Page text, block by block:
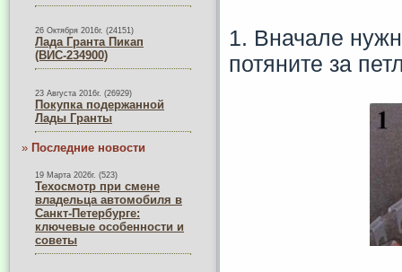
26 Октября 2016г. (24151)
Лада Гранта Пикап
(ВИС-234900)
23 Августа 2016г. (26929)
Покупка подержанной
Лады Гранты
» Последние новости
19 Марта 2026г. (523)
Техосмотр при смене
владельца автомобиля в
Санкт-Петербурге:
ключевые особенности и
советы
1. Вначале
потяните за